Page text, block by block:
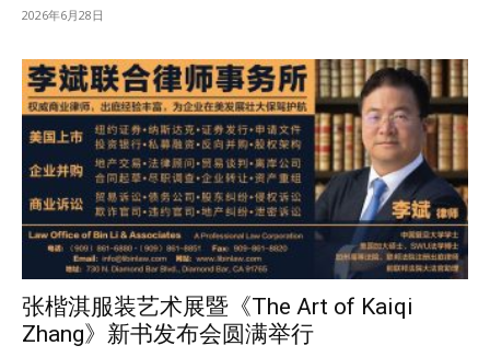
2026年6月28日
张楷淇服装艺术展暨《The Art of Kaiqi
Zhang》新书发布会圆满举行